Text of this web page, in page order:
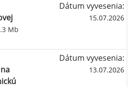
Mb
Dátum vyvesenia:
15.07.2026
Dátum vyvesenia:
13.07.2026